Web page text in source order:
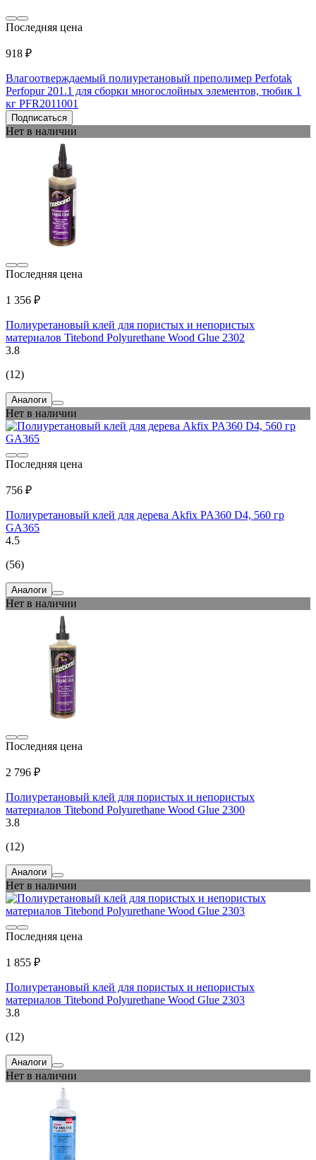
Последняя цена
918 ₽
Влагоотверждаемый полиуретановый преполимер Perfotak
Perfopur 201.1 для сборки многослойных элементов, тюбик 1
кг PFR2011001
Подписаться
Нет в наличии
Последняя цена
1 356 ₽
Полиуретановый клей для пористых и непористых
материалов Titebond Polyurethane Wood Glue 2302
3.8
(12)
Аналоги
Нет в наличии
Последняя цена
756 ₽
Полиуретановый клей для дерева Akfix PA360 D4, 560 гр
GA365
4.5
(56)
Аналоги
Нет в наличии
Последняя цена
2 796 ₽
Полиуретановый клей для пористых и непористых
материалов Titebond Polyurethane Wood Glue 2300
3.8
(12)
Аналоги
Нет в наличии
Последняя цена
1 855 ₽
Полиуретановый клей для пористых и непористых
материалов Titebond Polyurethane Wood Glue 2303
3.8
(12)
Аналоги
Нет в наличии